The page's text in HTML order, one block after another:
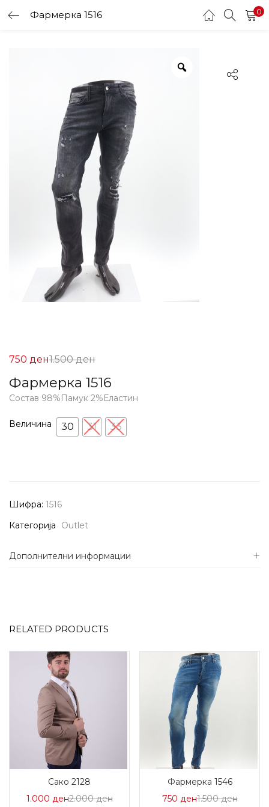
Фармерка 1516 0
Фармерка 1516
750 денЦена
Попуст:
750 ден.
1.500денНормална
1.500 ден.
Состав 98%Памук 2%Еластин
Величина 30 31 33
Шифра: 1516
Категорија
Outlet
Дополнителни информации
RELATED PRODUCTS
Сако 2128
1.000 денЦена
2.000денНормална
Фармерка 1546
750 денЦена
1.500ден
LOGIN
Enter your username and password to login.
Remember me
Login
Lost password?